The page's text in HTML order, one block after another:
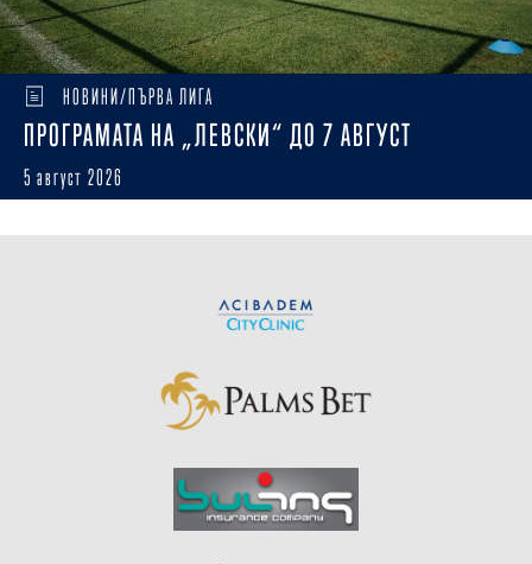
НОВИНИ/ПЪРВА ЛИГА
ПРОГРАМАТА НА „ЛЕВСКИ“ ДО 7 АВГУСТ
5 август 2026